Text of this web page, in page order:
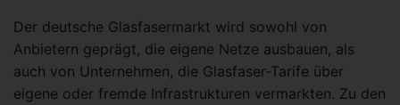
Der deutsche Glasfasermarkt wird sowohl von
Anbietern geprägt, die eigene Netze ausbauen, als
auch von Unternehmen, die Glasfaser-Tarife über
eigene oder fremde Infrastrukturen vermarkten. Zu den